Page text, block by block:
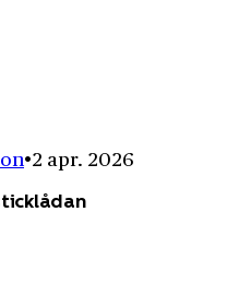
2 apr. 2026